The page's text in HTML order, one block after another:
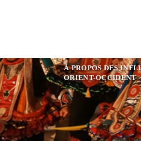
À PROPOS DES
ORIENT-OCCIDENT